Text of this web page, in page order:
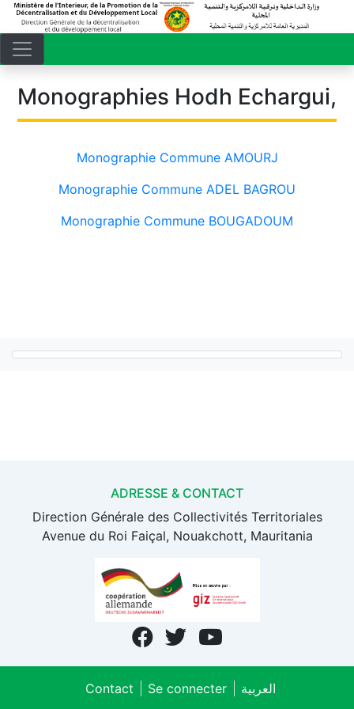
Monographies Hodh Echargui,
Monographie Commune AMOURJ
Monographie Commune ADEL BAGROU
Monographie Commune BOUGADOUM
ADRESSE & CONTACT
Direction Générale des Collectivités Territoriales
Avenue du Roi Faiçal, Nouakchott, Mauritania
Contact Se connecter العربية